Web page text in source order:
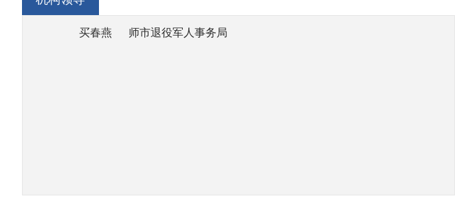
（六）组织指导伤病残退役军人服务管理和抚恤工作，贯彻落实有关退役军
织实施；承担不适宜继续服役的伤病残军人相关工作；指导军供服务保障工作。
（七）组织指导拥军优属工作。负责现役军人、退役军人、军队文职人员和
（十）完成师市党委、师市交办的其他任务。
买春燕 师市退役军人事务局